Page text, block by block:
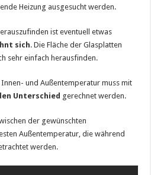
Heizung ausgesucht werden.
ist eventuell etwas
sich. Die Fläche der Glasplatten
sehr einfach herausfinden.
und Außentemperatur muss mit
Unterschied gerechnet werden.
der gewünschten
Außentemperatur, die während
werden.